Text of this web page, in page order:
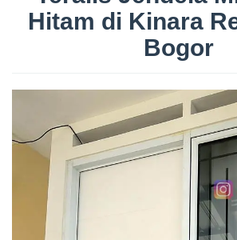
Hitam di Kinara
Bogor